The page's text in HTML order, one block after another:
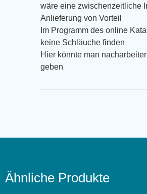
wäre eine zwischenzeitliche
Anlieferung von Vorteil
Im Programm des online
keine Schläuche finden
Hier könnte man
geben
Ähnliche Produkte